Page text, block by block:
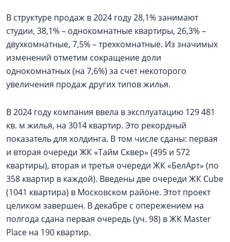
В структуре продаж в 2024 году 28,1% занимают
студии, 38,1% – однокомнатные квартиры, 26,3% –
двухкомнатные, 7,5% – трехкомнатные. Из значимых
изменений отметим сокращение доли
однокомнатных (на 7,6%) за счет некоторого
увеличения продаж других типов жилья.
В 2024 году компания ввела в эксплуатацию 129 481
кв. м жилья, на 3014 квартир. Это рекордный
показатель для холдинга. В том числе сданы: первая
и вторая очереди ЖК «Тайм Сквер» (495 и 572
квартиры), вторая и третья очереди ЖК «БелАрт» (по
358 квартир в каждой). Введены две очереди ЖК Cube
(1041 квартира) в Московском районе. Этот проект
целиком завершен. В декабре с опережением на
полгода сдана первая очередь (уч. 98) в ЖК Master
Place на 190 квартир.